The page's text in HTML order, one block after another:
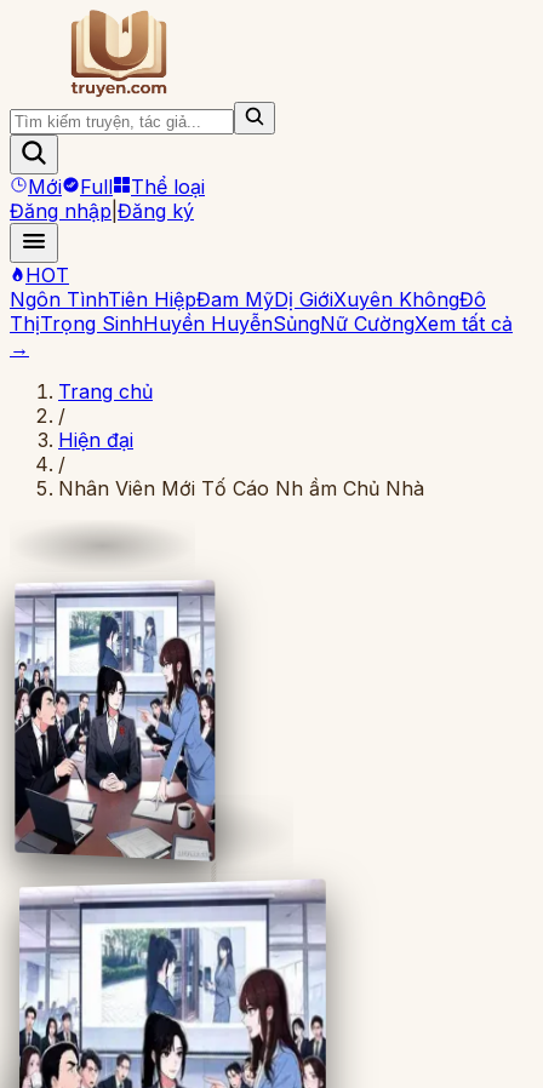
Mới Full
Thể loại
Đăng nhập Đăng ký
HOT
Ngôn TìnhTiên HiệpĐam MỹDị GiớiXuyên KhôngĐô
ThịTrọng SinhHuyền HuyễnSủngNữ CườngXem tất cả
→
Trang chủ
/
Hiện đại
/
Nhân Viên Mới Tố Cáo Nh ầm Chủ Nhà